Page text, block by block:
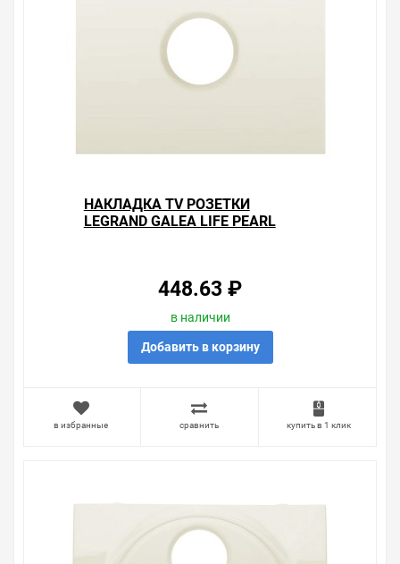
наиболее удобен. С удовольствием ответим на все
НАКЛАДКА TV РОЗЕТКИ
LEGRAND GALEA LIFE PEARL
448.63 ₽
в наличии
Добавить в корзину
в избранные сравнить купить в 1 клик